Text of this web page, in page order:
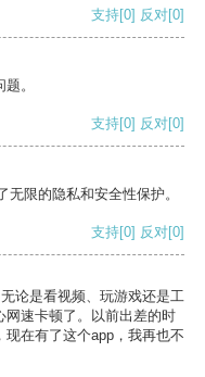
支持[0] 反对[0]
。
支持[0] 反对[0]
限的隐私和安全性保护。
支持[0] 反对[0]
论是看视频、玩游戏还是工
网速卡顿了。以前出差的时
在有了这个app，我再也不